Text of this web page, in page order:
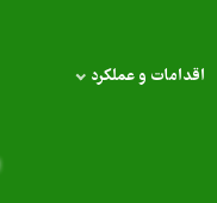
اقدامات و عملکرد